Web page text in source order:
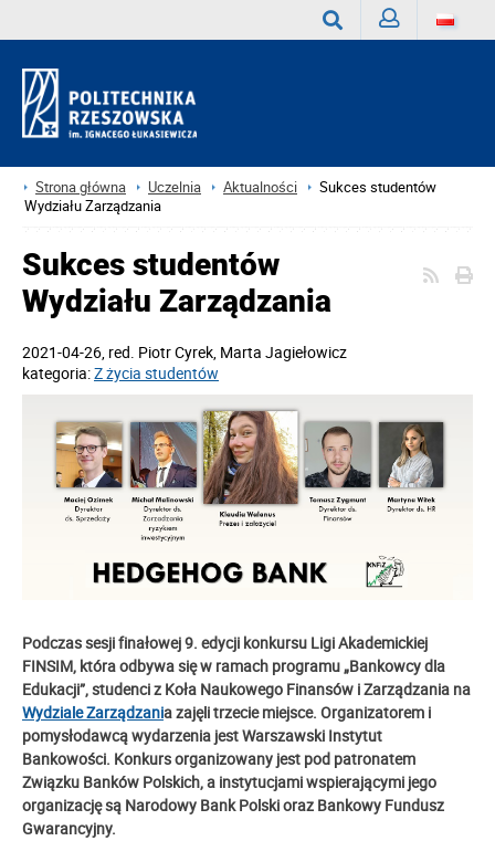
Strona główna Uczelnia Aktualności
Sukces studentów
Wydziału Zarządzania
Sukces studentów
Wydziału Zarządzania
2021-04-26, red. Piotr Cyrek, Marta Jagiełowicz
kategoria:Z życia studentów
Podczas sesji finałowej 9. edycji konkursu Ligi Akademickiej
FINSIM, która odbywa się w ramach programu „Bankowcy dla
Edukacji”, studenci z Koła Naukowego Finansów i Zarządzania na
Wydziale Zarządzania zajęli trzecie miejsce. Organizatorem i
pomysłodawcą wydarzenia jest Warszawski Instytut
Bankowości. Konkurs organizowany jest pod patronatem
Związku Banków Polskich, a instytucjami wspierającymi jego
organizację są Narodowy Bank Polski oraz Bankowy Fundusz
Gwarancyjny.